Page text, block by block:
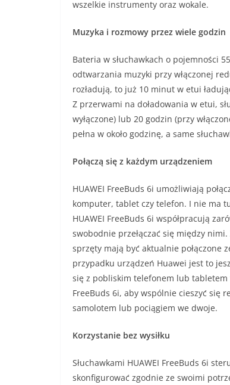
wszelkie instrumenty oraz wokale.
Muzyka i rozmowy przez wiele godzin
Bateria w słuchawkach o pojemności
odtwarzania muzyki przy włączonej
rozładują, to już 10 minut w etui
Z przerwami na doładowania w etui,
wyłączone) lub 20 godzin (przy
pełna w około godzinę, a same
Połączą się z każdym urządzeniem
HUAWEI FreeBuds 6i umożliwiają
komputer, tablet czy telefon. I nie ma
HUAWEI FreeBuds 6i współpracują
swobodnie przełączać się między
sprzęty mają być aktualnie połączone
przypadku urządzeń Huawei jest to
się z pobliskim telefonem lub tabletem
FreeBuds 6i, aby wspólnie cieszyć się
samolotem lub pociągiem we dwoje.
Korzystanie bez wysiłku
Słuchawkami HUAWEI FreeBuds 6i
skonfigurować zgodnie ze swoimi